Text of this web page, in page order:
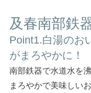
及春南部鉄
Point1.白湯のお
がまろやかに！
南部鉄器で水道水を
まろやかで美味しい